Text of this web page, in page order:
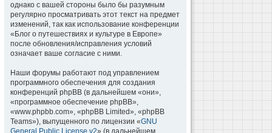
однако с вашей стороны было бы разумным
регулярно просматривать этот текст на предмет
изменений, так как использование конференции
«Блог о путешествиях и культуре в Европе»
после обновления/исправления условий
означает ваше согласие с ними.
Наши форумы работают под управлением
программного обеспечения для создания
конференций phpBB (в дальнейшем «они»,
«программное обеспечение phpBB»,
«www.phpbb.com», «phpBB Limited», «phpBB
Teams»), выпущенного по лицензии «GNU
General Public License v2» (в дальнейшем